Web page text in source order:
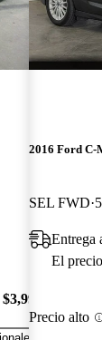
$3,995
2016 Ford
SEL FWD
Entrega
El
Precio alto